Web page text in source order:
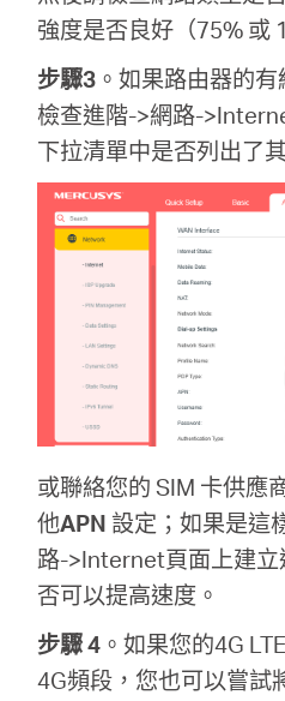
強度是否良好（75% 或
步驟3 。如果路由器的
檢查進階->網路-
下拉清單中是否列出了
或聯絡您的 SIM 卡供應
他APN 設定；如果是這
路->Internet頁面上建
否可以提高速度。
步驟 4 。如果您的4G
4G頻段，您也可以嘗試